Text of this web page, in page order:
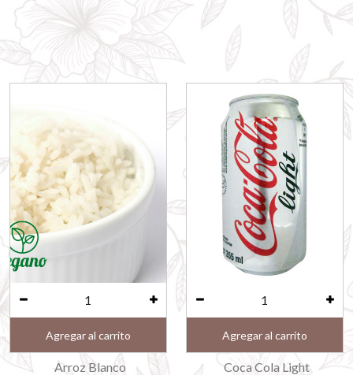
Agregar al carrito
Arroz Blanco
Agregar al carrito
Coca Cola Light